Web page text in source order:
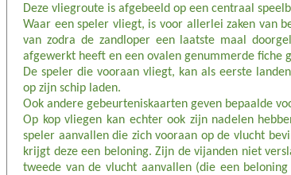
Deze vliegroute is afgebeeld op een centraal
Waar een speler vliegt, is voor allerlei zaken van
van zodra de zandloper een laatste maal
afgewerkt heeft en een ovalen genummerde fiche
De speler die vooraan vliegt, kan als eerste
op zijn schip laden.
Ook andere gebeurteniskaarten geven bepaalde
Op kop vliegen kan echter ook zijn nadelen
speler aanvallen die zich vooraan op de vlucht
krijgt deze een beloning. Zijn de vijanden niet
tweede van de vlucht aanvallen (die een